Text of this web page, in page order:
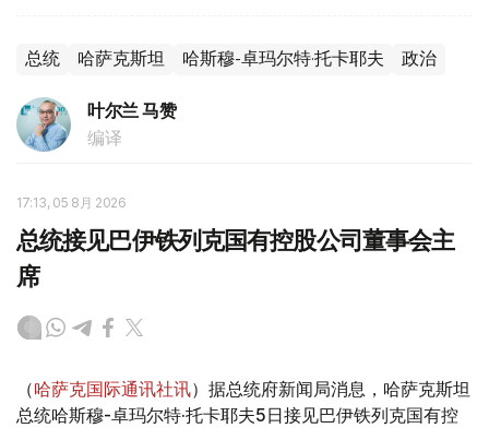
总统 哈萨克斯坦 哈斯穆-卓玛尔特·托卡耶夫 政治
叶尔兰 马赞
编译
17:13, 05 8月 2026
总统接见巴伊铁列克国有控股公司董事会主
席
（哈萨克国际通讯社讯）据总统府新闻局消息，哈萨克斯坦
总统哈斯穆-卓玛尔特·托卡耶夫5日接见巴伊铁列克国有控